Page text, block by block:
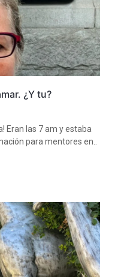
¿Y tu?
Eran las 7 am y estaba
para mentores en..